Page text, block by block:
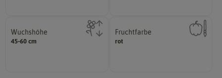
Wuchshöhe
45-60 cm
kann unter Idealumständen
diese Größe erreichen.
Fruchtfarbe
rot
sie nach dem Reifungsprozess
hat.